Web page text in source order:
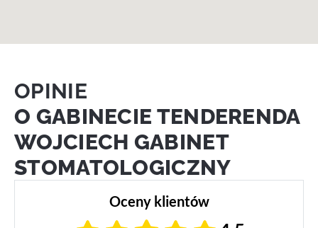
OPINIE
O GABINECIE TENDERENDA
WOJCIECH GABINET
STOMATOLOGICZNY
Oceny klientów